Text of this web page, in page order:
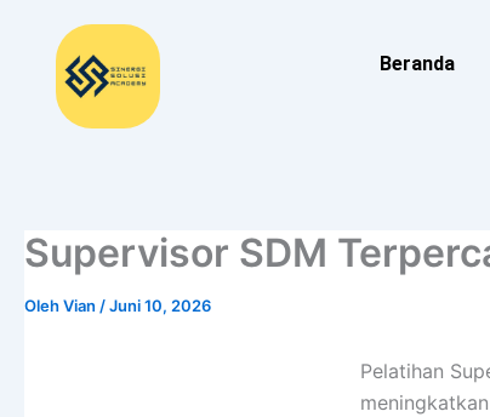
Beranda
Supervisor SDM
OlehVian /Juni 10, 2026
Pelatihan